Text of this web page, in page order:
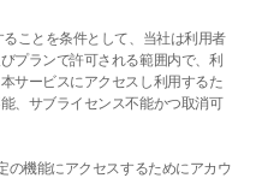
ことを条件として、当社は利用者
プランで許可される範囲内で、利
サービスにアクセスし利用するた
、サブライセンス不能かつ取消可
の機能にアクセスするためにアカウ